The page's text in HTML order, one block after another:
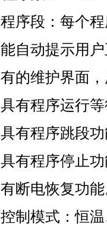
程序段：每个
能自动提示用户正
有的维护界面
具有程序运行等
具有程序跳段功能
具有程序停止功能
有断电恢复功能
控制模式：恒温